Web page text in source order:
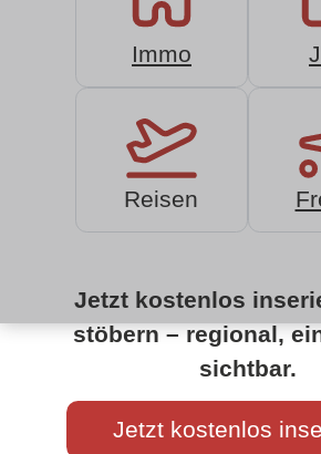
Immo
Reisen
Jetzt kostenlos
stöbern – regional,
sichtbar.
Jetzt kostenlos